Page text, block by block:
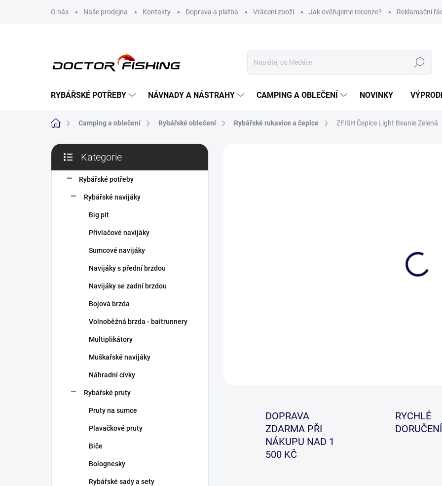
O nás Naše prodejna Kontakty Doprava a platba Vrácení zboží Jak ověřujeme recenze? Reklamační
Hledat
RYBÁŘSKÉ POTŘEBY NÁVNADY A NÁSTRAHY CAMPING A OBLEČENÍ NOVINKY
Domů Camping a oblečení Rybářské oblečení Rybářské rukavice a čepice ZFISH Čepice Light Beanie Zelená
P
s
kategorie
Kategorie
Rybářské potřeby
Rybářské navijáky
Big pit
Přívlačové navijáky
Sumcové navijáky
Navijáky s přední brzdou
Navijáky se zadní brzdou
Bojová brzda
Volnoběžná brzda - baitrunnery
Multiplikátory
Muškařské navijáky
Náhradní cívky
Rybářské pruty
Pruty na sumce
Plavačkové pruty
Biče
Bolognesky
Rybářské sady a sety
DOPRAVA
ZDARMA PŘI
NÁKUPU NAD 1
500 KČ
RYCHLÉ
DORUČENÍ